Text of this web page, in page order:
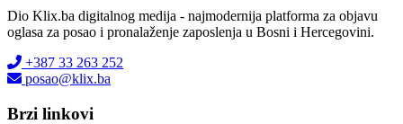
Dio Klix.ba digitalnog medija - najmodernija platforma za objavu
oglasa za posao i pronalaženje zaposlenja u Bosni i Hercegovini.
+387 33 263 252
posao@klix.ba
Brzi linkovi